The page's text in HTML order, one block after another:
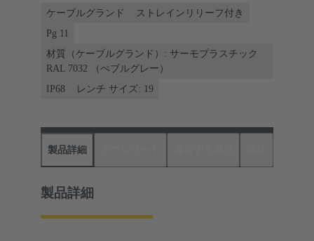
ケーブルグランド
ストレインリリーフ付き
Pg 11
材質（ケーブルグランド）: サーモプラスチック
RAL 7032 （ぺブルグレー）
IP68
レンチ サイズ: 19
製品詳細
製品詳細